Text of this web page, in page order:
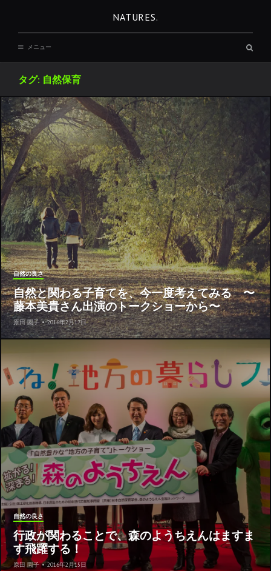
移
動
NATURES.
メニュー
ス
タグ: 自然保育
自然の良さ
自然と関わる子育てを、今一度考えてみる 〜
藤本美貴さん出演のトークショーから〜
原田 園子 • 2016年2月17日
自然の良さ
行政が関わることで、森のようちえんはますま
す飛躍する！
原田 園子 • 2016年2月15日